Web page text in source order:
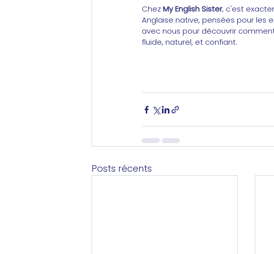
Chez My English Sister, c'est
Anglaise native, pensées pour les
avec nous pour découvrir
fluide, naturel, et confiant.
Posts récents